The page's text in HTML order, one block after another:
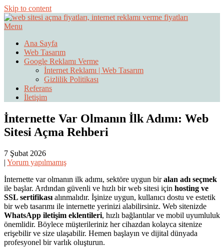
Skip to content
Web Sitesi Açma, İnternet Sitesi
Fiyatları
Menu
Ana Sayfa
Web Tasarım
Google Reklamı Verme
İnternet Reklamı | Web Tasarım
Gizlilik Politikası
Referans
İletişim
İnternette Var Olmanın İlk Adımı: Web
Sitesi Açma Rehberi
7 Şubat 2026
| Yorum yapılmamış
İnternette var olmanın ilk adımı, sektöre uygun biralan adı seçmek
ile başlar. Ardından güvenli ve hızlı bir web sitesi için hosting ve
SSL sertifikası alınmalıdır. İşinize uygun, kullanıcı dostu ve estetik
bir web tasarımı ile internette yerinizi alabilirsiniz. Web sitenizde
WhatsApp iletişim eklentileri, hızlı bağlantılar ve mobil uyumluluk
önemlidir. Böylece müşterileriniz her cihazdan kolayca sitenize
erişebilir ve size ulaşabilir. Hemen başlayın ve dijital dünyada
profesyonel bir varlık oluşturun.